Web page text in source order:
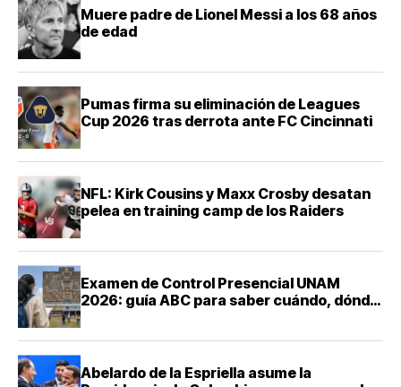
Muere padre de Lionel Messi a los 68 años
de edad
Pumas firma su eliminación de Leagues
Cup 2026 tras derrota ante FC Cincinnati
NFL: Kirk Cousins y Maxx Crosby desatan
pelea en training camp de los Raiders
Examen de Control Presencial UNAM
2026: guía ABC para saber cuándo, dónde
Abelardo de la Espriella asume la